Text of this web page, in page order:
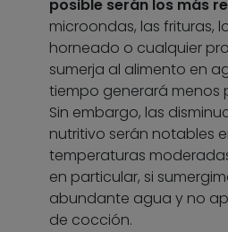
posible serán los más
microondas, las frituras,
horneado o cualquier
sumerja al alimento en
tiempo generará menos
Sin embargo, las
nutritivo serán notables
temperaturas
en particular, si
abundante agua y no
de cocción.